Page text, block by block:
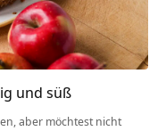
und süß
aber möchtest nicht